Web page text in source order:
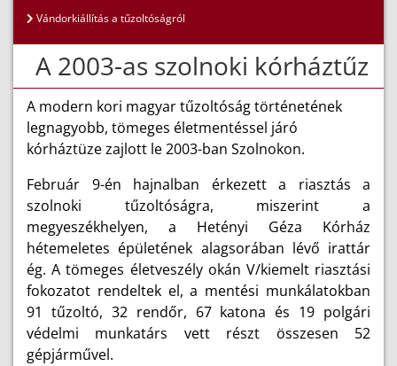
Vándorkiállítás a tűzoltóságról
A 2003-as szolnoki kórháztűz
A modern kori magyar tűzoltóság történetének
legnagyobb, tömeges életmentéssel járó
kórháztüze zajlott le 2003-ban Szolnokon.
Február 9-én hajnalban érkezett a riasztás a
szolnoki tűzoltóságra, miszerint a
megyeszékhelyen, a Hetényi Géza Kórház
hétemeletes épületének alagsorában lévő irattár
ég. A tömeges életveszély okán V/kiemelt riasztási
fokozatot rendeltek el, a mentési munkálatokban
91 tűzoltó, 32 rendőr, 67 katona és 19 polgári
védelmi munkatárs vett részt összesen 52
gépjárművel.